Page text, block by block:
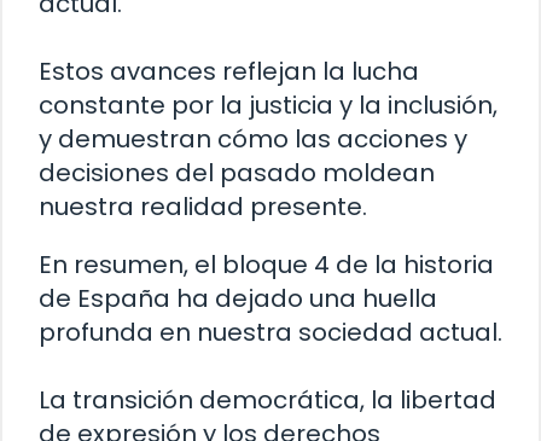
Estos avances reflejan la lucha
constante por la justicia y la inclusión,
y demuestran cómo las acciones y
decisiones del pasado moldean
nuestra realidad presente.
En resumen, el bloque 4 de la historia
de España ha dejado una huella
profunda en nuestra sociedad actual.
La transición democrática, la libertad
de expresión y los derechos